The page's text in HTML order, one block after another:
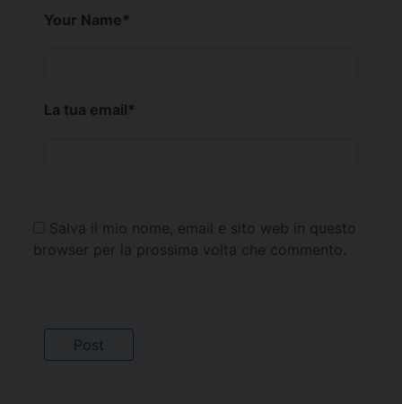
Your Name*
La tua email*
Salva il mio nome, email e sito web in questo
browser per la prossima volta che commento.